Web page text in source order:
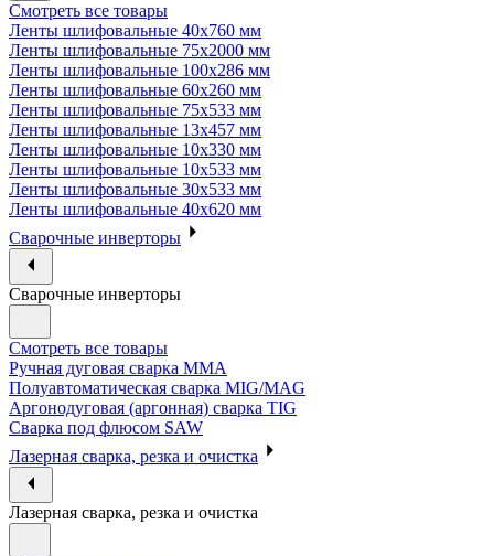
Смотреть все товары
Ленты шлифовальные 40х760 мм
Ленты шлифовальные 75х2000 мм
Ленты шлифовальные 100х286 мм
Ленты шлифовальные 60х260 мм
Ленты шлифовальные 75х533 мм
Ленты шлифовальные 13х457 мм
Ленты шлифовальные 10х330 мм
Ленты шлифовальные 10х533 мм
Ленты шлифовальные 30х533 мм
Ленты шлифовальные 40х620 мм
Сварочные инверторы
Сварочные инверторы
Смотреть все товары
Ручная дуговая сварка MMA
Полуавтоматическая сварка MIG/MAG
Аргонодуговая (аргонная) сварка TIG
Сварка под флюсом SAW
Лазерная сварка, резка и очистка
Лазерная сварка, резка и очистка